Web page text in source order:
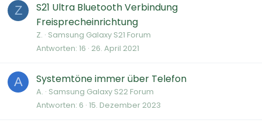
Z
S21 Ultra Bluetooth Verbindung
Freisprecheinrichtung
Z. Samsung Galaxy S21 Forum
Antworten 16 26. April 2021
A Systemtöne immer über Telefon
A. Samsung Galaxy S22 Forum
Antworten 6 15. Dezember 2023